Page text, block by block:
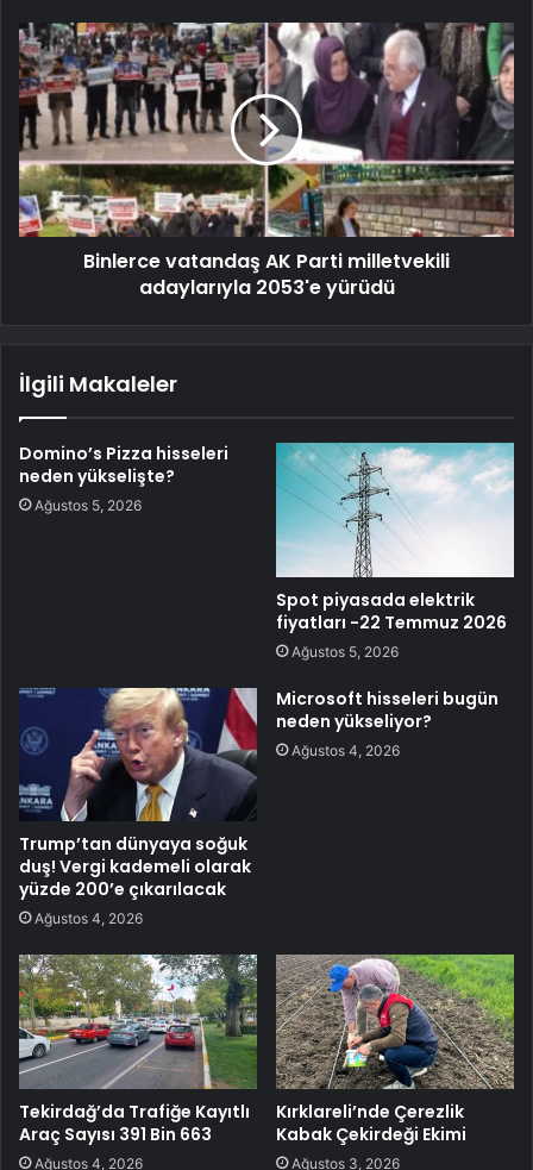
Binlerce vatandaş AK Parti milletvekili
adaylarıyla 2053'e yürüdü
İlgili Makaleler
Domino’s Pizza hisseleri
neden yükselişte?
Ağustos 5, 2026
Spot piyasada elektrik
fiyatları -22 Temmuz 2026
Ağustos 5, 2026
Trump’tan dünyaya soğuk
duş! Vergi kademeli olarak
yüzde 200’e çıkarılacak
Ağustos 4, 2026
Microsoft hisseleri bugün
neden yükseliyor?
Ağustos 4, 2026
Tekirdağ’da Trafiğe Kayıtlı
Araç Sayısı 391 Bin 663
Ağustos 4, 2026
Kırklareli’nde Çerezlik
Kabak Çekirdeği Ekimi
Ağustos 3, 2026